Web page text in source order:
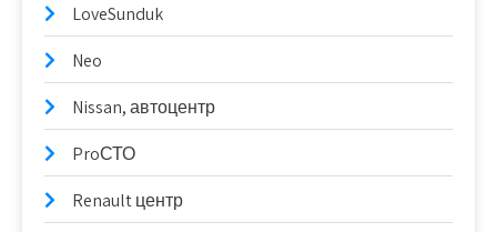
LoveSunduk
Neo
Nissan, автоцентр
ProСТО
Renault центр